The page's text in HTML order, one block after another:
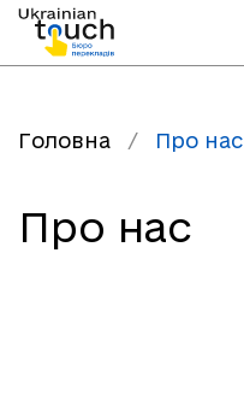
Головна / Про нас
Про нас